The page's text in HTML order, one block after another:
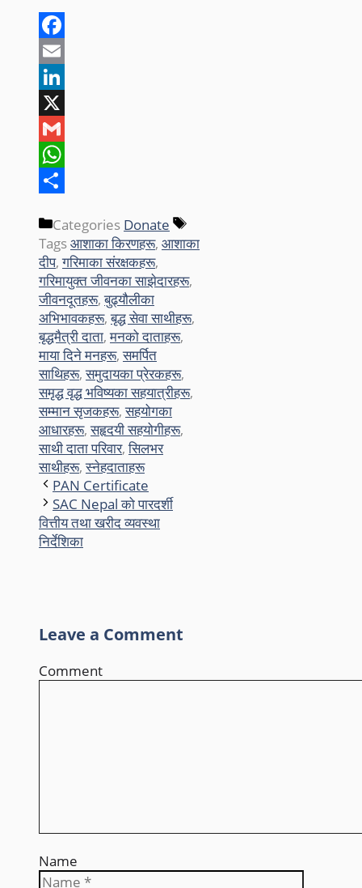
Facebook
Email
LinkedIn
X
Gmail
WhatsApp
Categories Donate
Tagsआशाका किरणहरू, आशाका
दीप,गरिमाका संरक्षकहरू,
गरिमायुक्त जीवनका साझेदारहरू,
जीवनदूतहरू,बुढ्यौलीका
अभिभावकहरू,बृद्ध सेवा साथीहरू,
बृद्धमैत्री दाता,मनको दाताहरू,
माया दिने मनहरू,समर्पित
साथिहरू,समुदायका प्रेरकहरू,
समृद्ध वृद्ध भविष्यका सहयात्रीहरू,
सम्मान सृजकहरू,सहयोगका
आधारहरू,सहृदयी सहयोगीहरू,
साथी दाता परिवार,सिलभर
साथीहरू,स्नेहदाताहरू
PAN Certificate
SAC Nepal को पारदर्शी
वित्तीय तथा खरीद व्यवस्था
निर्देशिका
Leave a Comment
Comment
Name